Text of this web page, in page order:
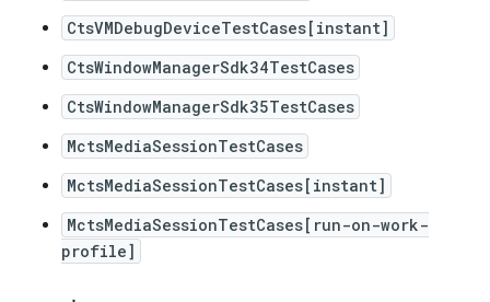
CtsVMDebugDeviceTestCases[instant]
CtsWindowManagerSdk34TestCases
CtsWindowManagerSdk35TestCases
MctsMediaSessionTestCases
MctsMediaSessionTestCases[instant]
MctsMediaSessionTestCases[run-on-work-
profile]